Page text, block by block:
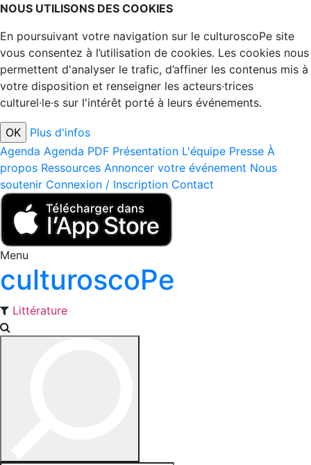
NOUS UTILISONS DES COOKIES
En poursuivant votre navigation sur le culturoscoPe site
vous consentez à l’utilisation de cookies. Les cookies nous
permettent d'analyser le trafic, d’affiner les contenus mis à
votre disposition et renseigner les acteurs·trices
culturel·le·s sur l'intérêt porté à leurs événements.
Plus d'infos
Agenda Agenda PDF Présentation L'équipe Presse À
propos Ressources Annoncer votre événement Nous
soutenir Connexion / Inscription Contact
Menu
culturoscoPe
Littérature